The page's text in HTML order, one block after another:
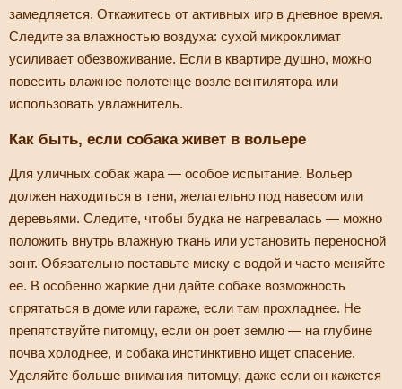
замедляется. Откажитесь от активных игр в дневное время.
Следите за влажностью воздуха: сухой микроклимат
усиливает обезвоживание. Если в квартире душно, можно
повесить влажное полотенце возле вентилятора или
использовать увлажнитель.
Как быть, если собака живет в вольере
Для уличных собак жара — особое испытание. Вольер
должен находиться в тени, желательно под навесом или
деревьями. Следите, чтобы будка не нагревалась — можно
положить внутрь влажную ткань или установить переносной
зонт. Обязательно поставьте миску с водой и часто меняйте
ее. В особенно жаркие дни дайте собаке возможность
спрятаться в доме или гараже, если там прохладнее. Не
препятствуйте питомцу, если он роет землю — на глубине
почва холоднее, и собака инстинктивно ищет спасение.
Уделяйте больше внимания питомцу, даже если он кажется